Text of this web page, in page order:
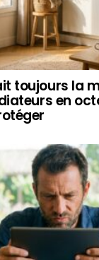
toujours la
en